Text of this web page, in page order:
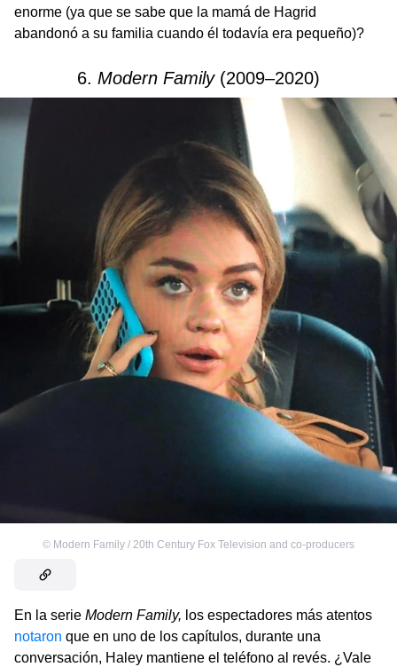
enorme (ya que se sabe que la mamá de Hagrid
abandonó a su familia cuando él todavía era pequeño)?
6. Modern Family(2009–2020)
© Modern Family / 20th Century Fox Television and co-producers
En la serie Modern Family, los espectadores más atentos
notaron que en uno de los capítulos, durante una
conversación, Haley mantiene el teléfono al revés. ¿Vale